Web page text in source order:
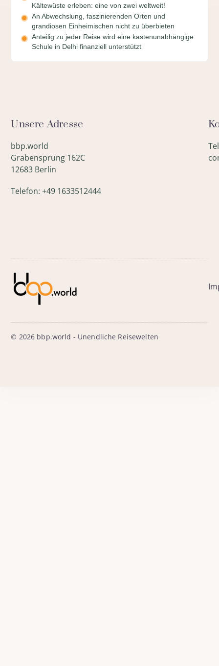
Kältewüste erleben: eine von zwei weltweit!
An Abwechslung, faszinierenden Orten und
grandiosen Einheimischen nicht zu überbieten
Anteilig zu jeder Reise wird eine kastenunabhängige
Schule in Delhi finanziell unterstützt
Unsere Adresse
bbp.world
Grabensprung 162C
12683 Berlin
Telefon: +49 1633512444
© 2026 bbp.world - Unendliche Reisewelten